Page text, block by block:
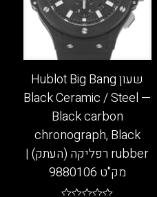
ניתן
לבחור
את
האפשרויות
בעמוד
המוצר
שעון Hublot Big Bang
Black Ceramic / Steel —
Black carbon
chronograph, Black
rubber רפליקה (העתק) |
מק"ט 9880106